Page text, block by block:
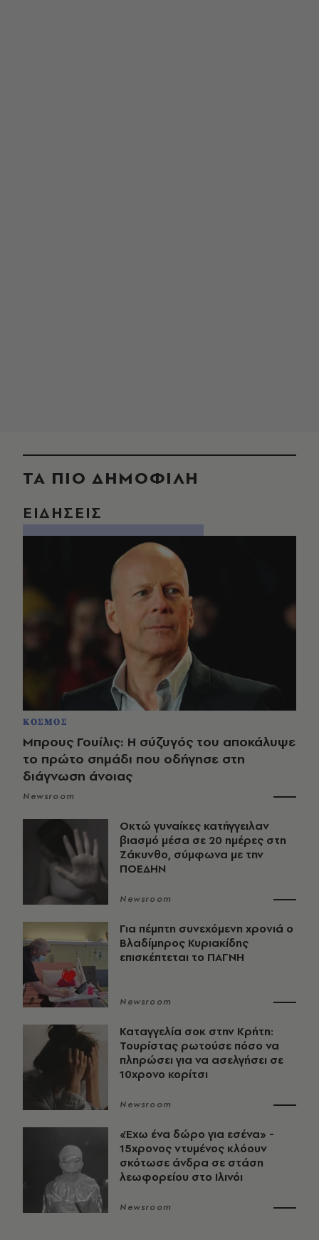
ΤΑ ΠΙΟ ΔΗΜΟΦΙΛΗ
ΕΙΔΗΣΕΙΣ
ΚΟΣΜΟΣ
Μπρους Γουίλις: Η σύζυγός του αποκάλυψε
το πρώτο σημάδι που οδήγησε στη
διάγνωση άνοιας
Newsroom
Οκτώ γυναίκες κατήγγειλαν
βιασμό μέσα σε 20 ημέρες στη
Ζάκυνθο, σύμφωνα με την
ΠΟΕΔΗΝ
Newsroom
Για πέμπτη συνεχόμενη χρονιά ο
Βλαδίμηρος Κυριακίδης
επισκέπτεται το ΠΑΓΝΗ
Newsroom
Καταγγελία σοκ στην Κρήτη:
Τουρίστας ρωτούσε πόσο να
πληρώσει για να ασελγήσει σε
10χρονο κορίτσι
Newsroom
«Έχω ένα δώρο για εσένα» -
15χρονος ντυμένος κλόουν
σκότωσε άνδρα σε στάση
λεωφορείου στο Ιλινόι
Newsroom